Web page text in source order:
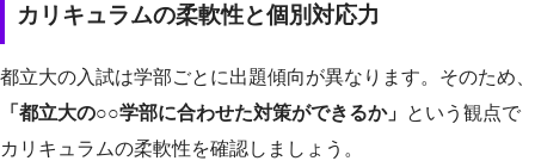
カリキュラムの柔軟性と個別対応力
都立大の入試は学部ごとに出題傾向が異なります。そのため、
「都立大の○○学部に合わせた対策ができるか」 という観点で
カリキュラムの柔軟性を確認しましょう。